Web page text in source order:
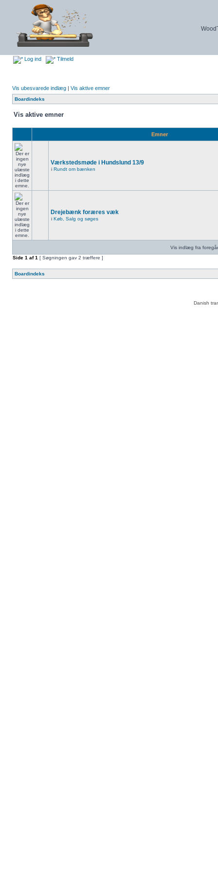
Log ind Tilmeld
Vis ubesvarede indlæg | Vis aktive emner
Boardindeks
Vis aktive emner
Emner
Værkstedsmøde i Hundslund 13/9
i Rundt om bænken
Drejebænk foræres væk
i Køb, Salg og søges
Vis indlæg fra
Side 1 af1 [ Søgningen gav 2 træffere ]
Boardindeks
Danish